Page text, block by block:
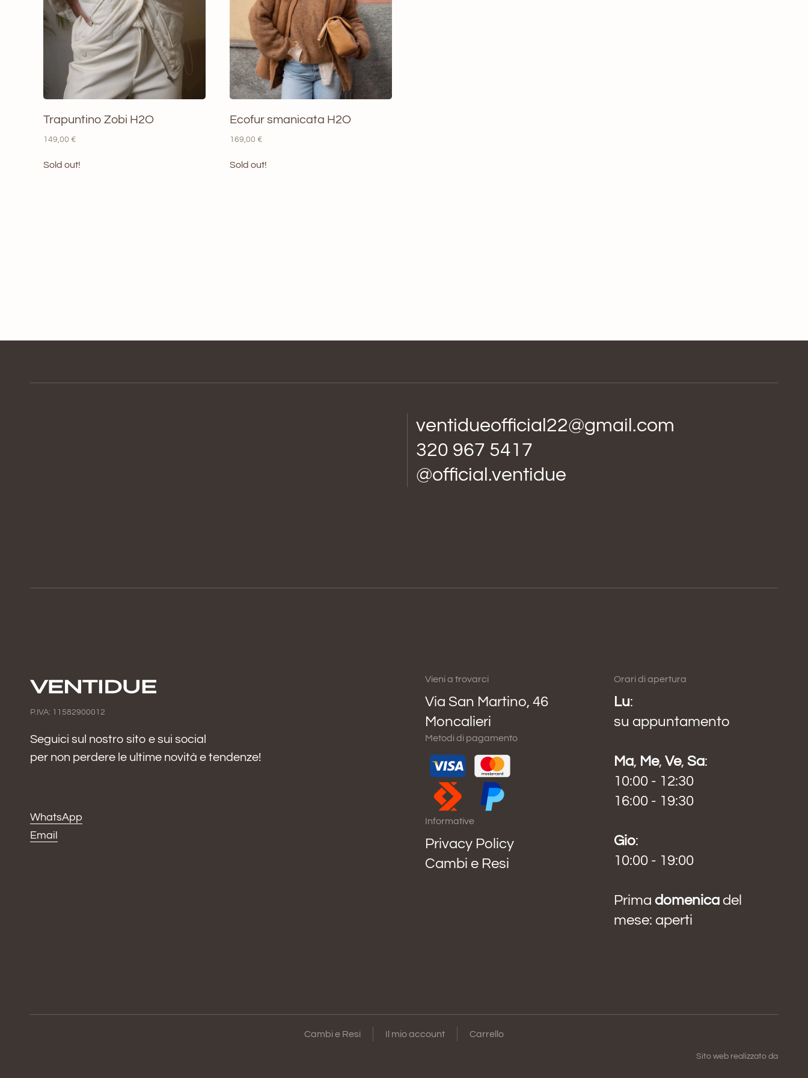
Trapuntino Zobi H2O
149,00 €
Sold out!
Ecofur smanicata H2O
169,00 €
Sold out!
ventidueofficial22@gmail.com
320 967 5417
@official.ventidue
P.IVA: 11582900012
Seguici sul nostro sito e sui social
per non perdere le ultime novità e tendenze!
WhatsApp
Email
Vieni a trovarci
Via San Martino, 46
Moncalieri
Metodi di pagamento
Informative
Privacy Policy
Cambi e Resi
Orari di apertura
Lu:
su appuntamento
Ma, Me, Ve, Sa:
10:00 - 12:30
16:00 - 19:30
Gio:
10:00 - 19:00
Prima domenicadel
mese: aperti
Cambi e Resi Il mio account Carrello
Sito web realizzato da